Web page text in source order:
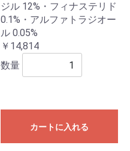
ジル 12%・フィナステリド
0.1%・アルファトラジオー
ル 0.05%
￥14,814
数量
カートに入れる